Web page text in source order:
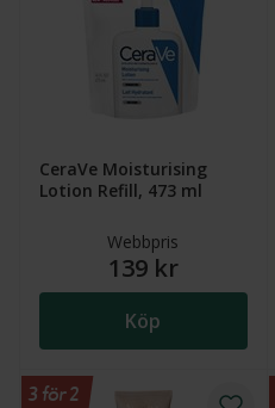
CeraVe Moisturising
Lotion Refill, 473 ml
Webbpris
139 kr
Köp
3 för 2